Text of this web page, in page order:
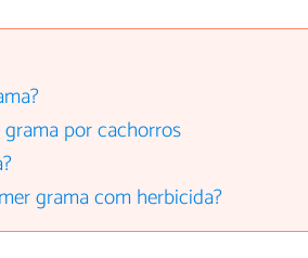
por cachorros
grama com herbicida?